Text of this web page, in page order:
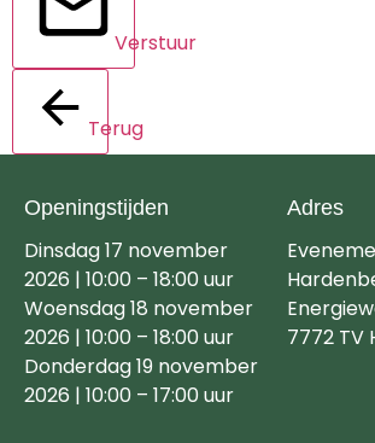
Verstuur
Terug
Openingstijden
Dinsdag 17 november
2026 | 10:00 – 18:00 uur
Woensdag 18 november
2026 | 10:00 – 18:00 uur
Donderdag 19 november
2026 | 10:00 – 17:00 uur
Adres
7772 TV